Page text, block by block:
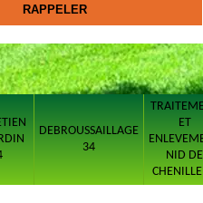
DEBROUSSAILLAGE
34
ET
NID DE